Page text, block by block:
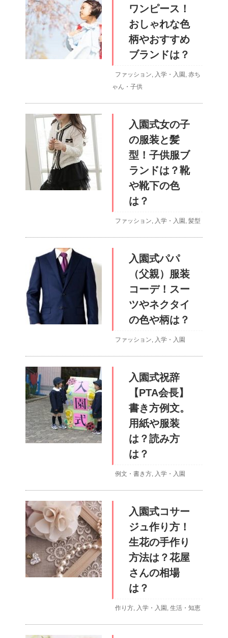
ワンピース！
おしゃれな色
柄やおすすめ
ブランドは？
ファッション, 入学・入園 , 赤ち
ゃん・子供
入園式女の子
の服装と髪
型！子供服ブ
ランドは？靴
や靴下の色
は？
ファッション, 入学・入園 , 髪型
入園式パパ
（父親）服装
コーデ！スー
ツやネクタイ
の色や柄は？
ファッション, 入学・入園
入園式祝辞
【PTA会長】
書き方例文。
用紙や服装
は？読み方
は？
例文・書き方, 入学・入園
入園式コサー
ジュ作り方！
生花の手作り
方法は？花屋
さんの相場
は？
作り方, 入学・入園 , 生活・知恵